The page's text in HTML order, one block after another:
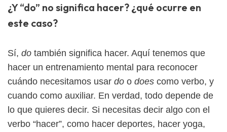
¿Y “do” no significa hacer? ¿qué ocurre en
este caso?
Sí, do también significa hacer. Aquí tenemos que
hacer un entrenamiento mental para reconocer
cuándo necesitamos usar do o does como verbo, y
cuando como auxiliar. En verdad, todo depende de
lo que quieres decir. Si necesitas decir algo con el
verbo “hacer”, como hacer deportes, hacer yoga,